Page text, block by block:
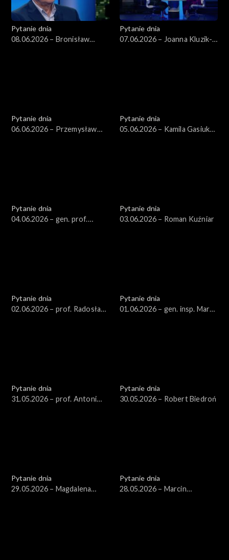
Pytanie dnia
08.06.2026 – Bronisław
Pytanie dnia
07.06.2026 – Joanna Kluzik-
Pytanie dnia
06.06.2026 – Przemysław
Pytanie dnia
05.06.2026 – Kamila Gasiuk-
Pytanie dnia
04.06.2026 – gen. prof.
Pytanie dnia
03.06.2026 – Roman Kuźniar
Pytanie dnia
02.06.2026 – prof. Radosław
Pytanie dnia
01.06.2026 – gen. insp. Marek
Pytanie dnia
31.05.2026 – prof. Antoni
Pytanie dnia
30.05.2026 – Robert Biedroń
Pytanie dnia
29.05.2026 – Magdalena
Pytanie dnia
28.05.2026 – Marcin